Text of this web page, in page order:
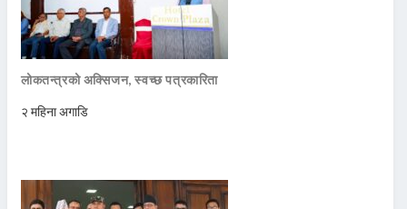
लोकतन्त्रको अक्सिजन, स्वच्छ पत्रकारिता
२ महिना अगाडि